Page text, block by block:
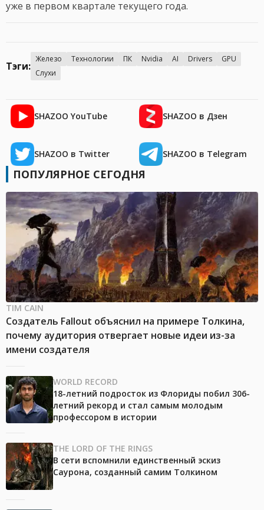
уже в первом квартале текущего года.
Тэги:
Железо Технологии ПК Nvidia AI Drivers
GPU
Слухи
SHAZOO YouTube SHAZOO в Дзен
SHAZOO в Twitter SHAZOO в Telegram
ПОПУЛЯРНОЕ СЕГОДНЯ
TIM CAIN
Создатель Fallout объяснил на примере Толкина,
почему аудитория отвергает новые идеи из-за
имени создателя
WORLD RECORD
18-летний подросток из Флориды побил 306-
летний рекорд и стал самым молодым
профессором в истории
THE LORD OF THE RINGS
В сети вспомнили единственный эскиз
Саурона, созданный самим Толкином